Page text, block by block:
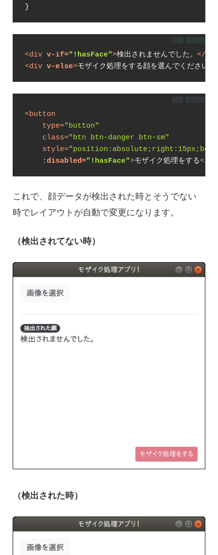
}
<div v-if="!hasFace">検出されませんでした。</
<div v-else>モザイク処理をする顔を選んでください。
<button
type="button"
class="btn btn-danger btn-sm"
style=
:disabled="!hasFace">モザイク処理をする</
これで、顔データが検出された時とそうでない
時でレイアウトが自動で変更になります。
（検出されてない時）
（検出された時）